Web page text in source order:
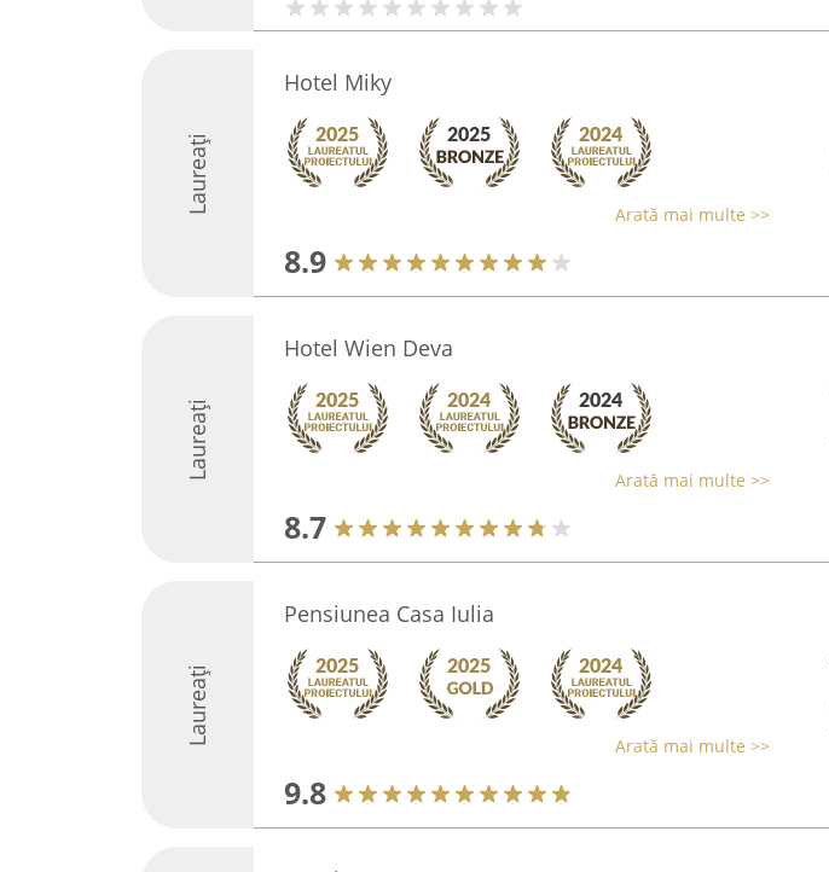
Laureați
Hotel Miky
Arată mai multe >>
8.9
Laureați
Hotel Wien Deva
Arată mai multe >>
8.7
Laureați
Pensiunea Casa Iulia
Arată mai multe >>
9.8